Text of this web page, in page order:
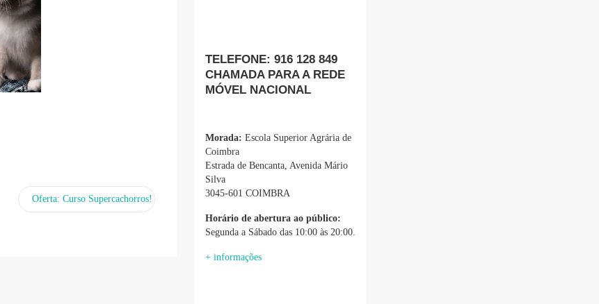
Oferta: Curso Supercachorros!
TELEFONE: 916 128 849
CHAMADA PARA A REDE
MÓVEL NACIONAL
Morada: Escola Superior Agrária de
Coimbra
Estrada de Bencanta, Avenida Mário
Silva
3045-601 COIMBRA
Horário de abertura ao público:
Segunda a Sábado das 10:00 às 20:00.
+ informações